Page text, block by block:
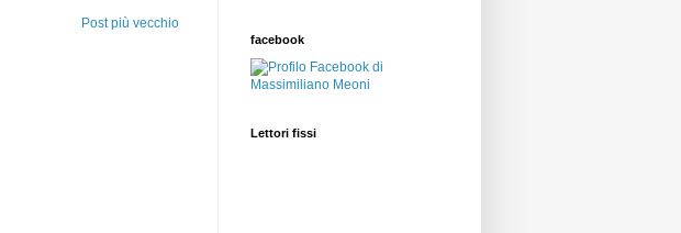
Post più vecchio
facebook
Lettori fissi